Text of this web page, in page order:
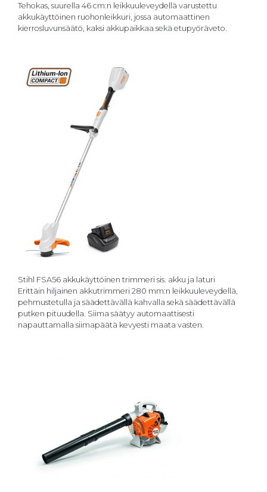
Tehokas, suurella 46 cm:n leikkuuleveydellä varustettu
akkukäyttöinen ruohonleikkuri, jossa automaattinen
kierrosluvunsäätö, kaksi akkupaikkaa sekä etupyöräveto.
Stihl FSA56 akkukäyttöinen trimmeri sis. akku ja laturi
Erittäin hiljainen akkutrimmeri 280 mm:n leikkuuleveydellä,
pehmustetulla ja säädettävällä kahvalla sekä säädettävällä
putken pituudella. Siima säätyy automaattisesti
napauttamalla siimapäätä kevyesti maata vasten.